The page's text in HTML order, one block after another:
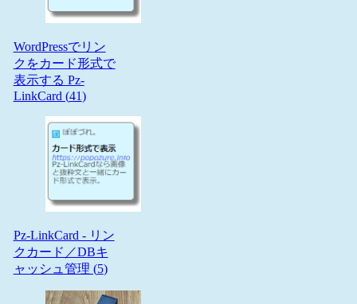
WordPressでリン
クをカード形式で
表示する Pz-
LinkCard (41)
Pz-LinkCard - リン
クカード／DBキ
ャッシュ管理 (5)